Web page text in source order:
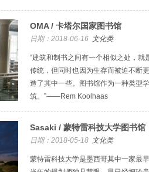
OMA / 卡塔尔国家图书馆
日期：2018-06-16 文化类
“建筑和制书之间有一个相似之处，
传统，但同时也因为生存而被迫不断
造了其中一些。图书馆作为一种类型
筑。”——Rem Koolhaas
Sasaki / 蒙特雷科技大学图书馆
日期：2018-05-18 文化类
蒙特雷科技大学是墨西哥其中一家最